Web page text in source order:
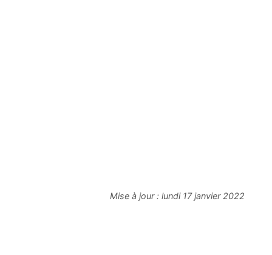
Mise à jour : lundi 17 janvier 2022